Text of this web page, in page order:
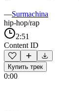
—Surmachina
hip-hop/rap
2:51
Content ID
Купить трек
0:00